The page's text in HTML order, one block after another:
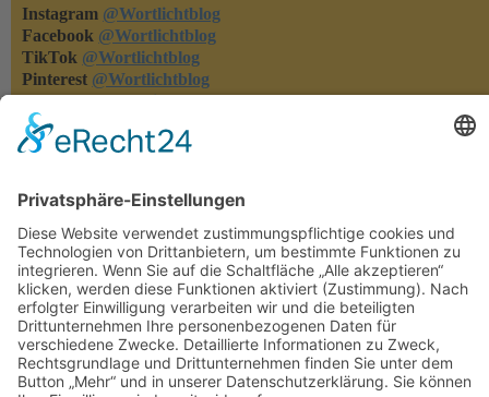
Instagram @Wortlichtblog
Facebook @Wortlichtblog
TikTok @Wortlichtblog
Pinterest @Wortlichtblog
YouTube @Wortlichtblog
Rezensionen
Rezensionen machen meine Bücher bekannter - und ich merke,
was euch gefällt und was nicht. Habt ihr eins meiner Bücher
gelesen, dann freue ich mich über eure Rezension auf den
einschlägigen Lese-Portalen oder in den Online-Buchshops.
Herzlichen Dank!!!